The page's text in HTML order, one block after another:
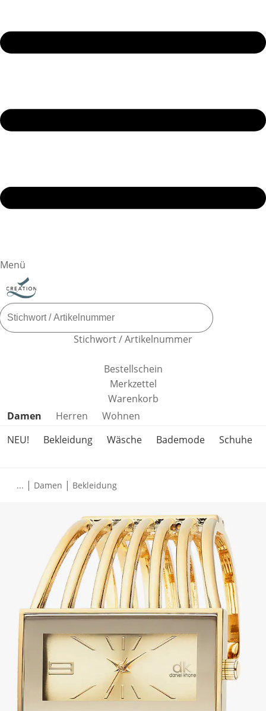
Menü
Stichwort / Artikelnummer
Bestellschein
Merkzettel
Warenkorb
Produktkategorien überspringen
Damen Herren
Wohnen
NEU!
Bekleidung Wäsche Bademode Schuhe
... | Damen | Bekleidung